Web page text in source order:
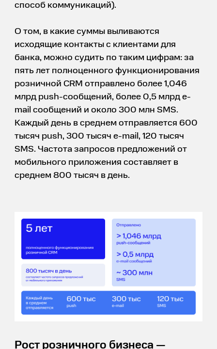
способ коммуникаций).
О том, в какие суммы выливаются
исходящие контакты с клиентами для
банка, можно судить по таким цифрам: за
пять лет полноценного функционирования
розничной CRM отправлено более 1,046
млрд push-сообщений, более 0,5 млрд e-
mail сообщений и около 300 млн SMS.
Каждый день в среднем отправляется 600
тысяч push, 300 тысяч e-mail, 120 тысяч
SMS. Частота запросов предложений от
мобильного приложения составляет в
среднем 800 тысяч в день.
Рост розничного бизнеса —